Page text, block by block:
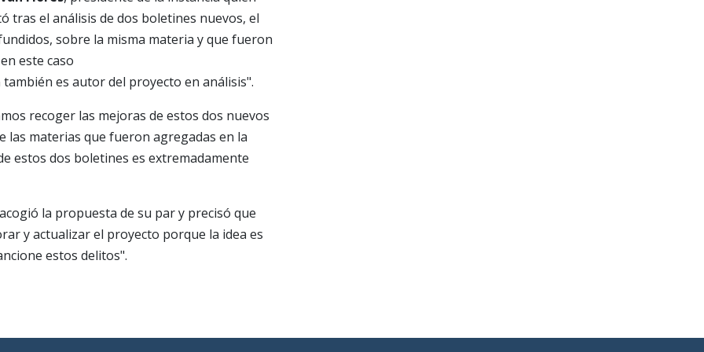
tras el análisis de dos boletines nuevos, el
sobre la misma materia y que fueron
este caso
es autor del proyecto en análisis".
recoger las mejoras de estos dos nuevos
las materias que fueron agregadas en la
estos dos boletines es extremadamente
la propuesta de su par y precisó que
y actualizar el proyecto porque la idea es
estos delitos".